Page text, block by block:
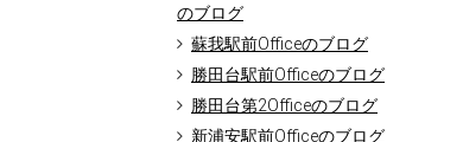
のブログ
蘇我駅前Officeのブログ
勝田台駅前Officeのブログ
勝田台第2Officeのブログ
新浦安駅前Officeのブログ